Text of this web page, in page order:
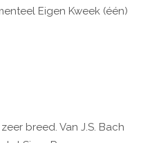
Eigen Kweek (één)
breed. Van J.S. Bach